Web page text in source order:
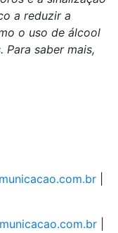
a reduzir a
o uso de álcool
saber mais,